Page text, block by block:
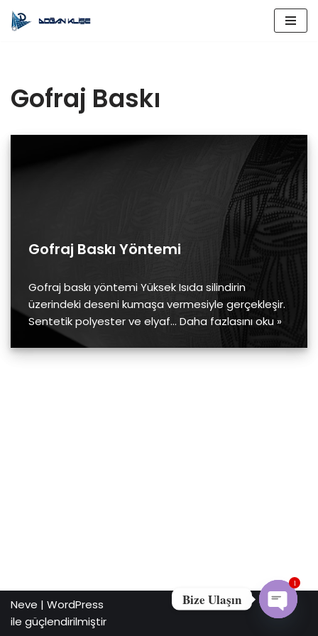
Gofraj Baskı
Gofraj Baskı Yöntemi
Gofraj baskı yöntemi Yüksek Isıda silindirin
üzerindeki deseni kumaşa vermesiyle gerçekleşir.
Sentetik polyester ve elyaf… Daha fazlasını oku »
Neve | WordPress
ile güçlendirilmiştir
Bize Ulaşın
1